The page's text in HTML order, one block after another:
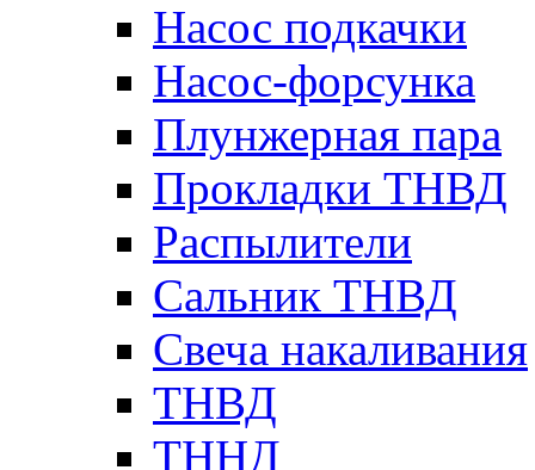
Насос подкачки
Насос-форсунка
Плунжерная пара
Прокладки ТНВД
Распылители
Сальник ТНВД
Свеча накаливания
ТНВД
ТННД